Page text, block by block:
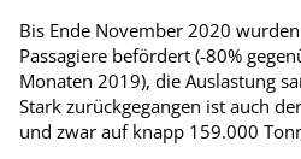
Bis Ende November 2020
Passagiere befördert (-80%
Monaten 2019), die Auslastung
Stark zurückgegangen ist auch
und zwar auf knapp 159.000